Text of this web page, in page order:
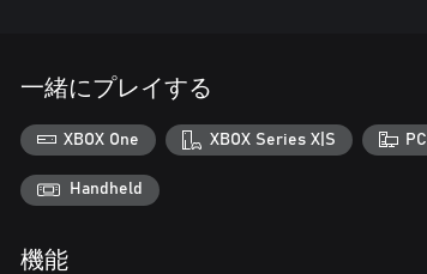
一緒にプレイする
XBOX One XBOX Series X|S PC
Handheld
機能